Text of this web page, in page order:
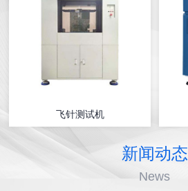
飞针测试机
新闻动态
News